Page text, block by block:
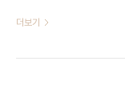
더보기